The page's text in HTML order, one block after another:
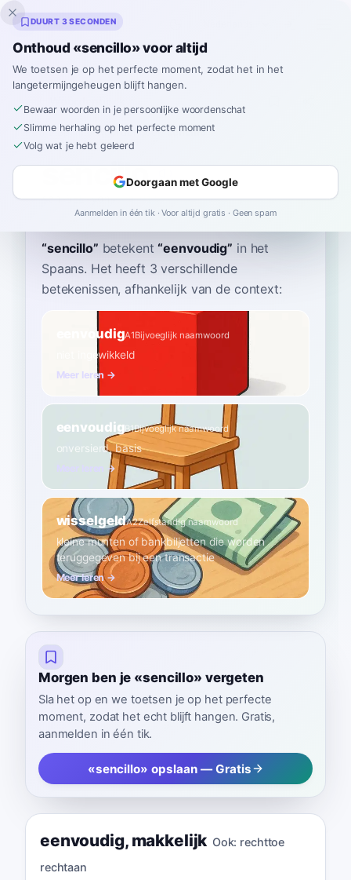
Inklingo
Home› Spaans›Woordenboek›sencillo
sencillo
sen-SEE-yoh senˈθiʎo
“sencillo” betekent “eenvoudig” in het
Spaans. Het heeft 3 verschillende
betekenissen, afhankelijk van de context:
eenvoudigA1Bijvoeglijk naamwoord
niet ingewikkeld
Meer leren →
eenvoudigB1Bijvoeglijk naamwoord
onversierd, basis
Meer leren →
wisselgeldA2Zelfstandig naamwoord
kleine munten of bankbiljetten die worden
teruggegeven bij een transactie
Meer leren →
Morgen ben je «sencillo» vergeten
Sla het op en we toetsen je op het perfecte
moment, zodat het echt blijft hangen. Gratis,
aanmelden in één tik.
«sencillo» opslaan — Gratis
eenvoudig, makkelijk Ook: rechttoe
rechtaan
DUURT 3 SECONDEN
Onthoud «sencillo» voor altijd
We toetsen je op het perfecte moment, zodat het in het
langetermijngeheugen blijft hangen.
Bewaar woorden in je persoonlijke woordenschat
Slimme herhaling op het perfecte moment
Volg wat je hebt geleerd
Doorgaan met Google
Aanmelden in één tik · Voor altijd gratis · Geen spam